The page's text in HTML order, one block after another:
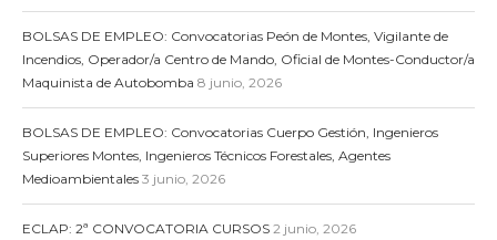
BOLSAS DE EMPLEO: Convocatorias Peón de Montes, Vigilante de
Incendios, Operador/a Centro de Mando, Oficial de Montes-Conductor/a
Maquinista de Autobomba 8 junio, 2026
BOLSAS DE EMPLEO: Convocatorias Cuerpo Gestión, Ingenieros
Superiores Montes, Ingenieros Técnicos Forestales, Agentes
Medioambientales 3 junio, 2026
ECLAP: 2ª CONVOCATORIA CURSOS 2 junio, 2026